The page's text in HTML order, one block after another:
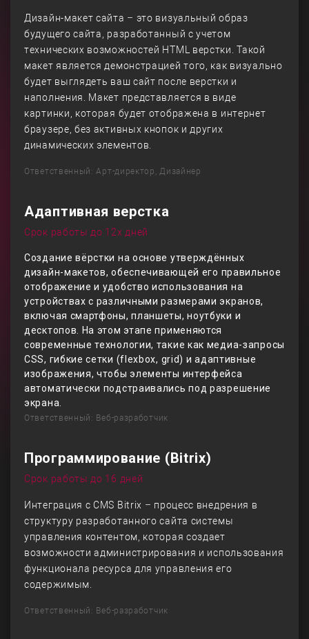
Дизайн-макет сайта – это визуальный образ
будущего сайта, разработанный с учетом
технических возможностей HTML верстки. Такой
макет является демонстрацией того, как визуально
будет выглядеть ваш сайт после верстки и
наполнения. Макет представляется в виде
картинки, которая будет отображена в интернет
браузере, без активных кнопок и других
динамических элементов.
Ответственный: Арт-директор, Дизайнер
Адаптивная верстка
Срок работы до 12х дней
Создание вёрстки на основе утверждённых
дизайн-макетов, обеспечивающей его правильное
отображение и удобство использования на
устройствах с различными размерами экранов,
включая смартфоны, планшеты, ноутбуки и
десктопов. На этом этапе применяются
современные технологии, такие как медиа-запросы
CSS, гибкие сетки (flexbox, grid) и адаптивные
изображения, чтобы элементы интерфейса
автоматически подстраивались под разрешение
экрана.
Ответственный: Веб-разработчик
Программирование (Bitrix)
Срок работы до 16 дней
Интеграция с CMS Bitrix – процесс внедрения в
структуру разработанного сайта системы
управления контентом, которая создает
возможности администрирования и использования
функционала ресурса для управления его
содержимым.
Ответственный: Веб-разработчик